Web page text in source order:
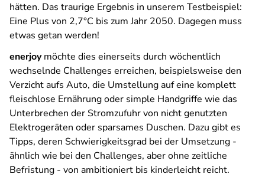
hätten. Das traurige Ergebnis in unserem Testbeispiel:
Eine Plus von 2,7°C bis zum Jahr 2050. Dagegen muss
etwas getan werden!
enerjoymöchte dies einerseits durch wöchentlich
wechselnde Challenges erreichen, beispielsweise den
Verzicht aufs Auto, die Umstellung auf eine komplett
fleischlose Ernährung oder simple Handgriffe wie das
Unterbrechen der Stromzufuhr von nicht genutzten
Elektrogeräten oder sparsames Duschen. Dazu gibt es
Tipps, deren Schwierigkeitsgrad bei der Umsetzung -
ähnlich wie bei den Challenges, aber ohne zeitliche
Befristung - von ambitioniert bis kinderleicht reicht.